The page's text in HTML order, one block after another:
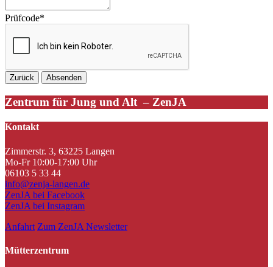
Prüfcode*
Zentrum für Jung und Alt – ZenJA
Kontakt
Zimmerstr. 3, 63225 Langen
Mo-Fr 10:00-17:00 Uhr
06103 5 33 44
info@zenja-langen.de
ZenJA bei Facebook
ZenJA bei Instagram
Anfahrt Zum ZenJA Newsletter
Mütterzentrum